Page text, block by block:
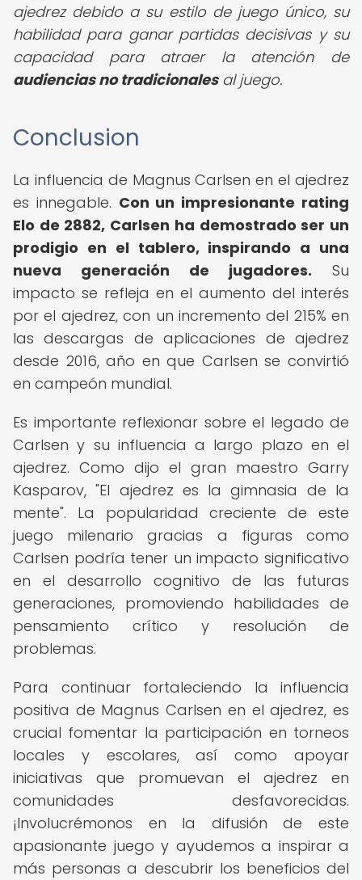
ajedrez debido a su estilo de juego único, su
habilidad para ganar partidas decisivas y su
capacidad para atraer la atención de
audiencias no tradicionalesal juego.
Conclusion
La influencia de Magnus Carlsen en el ajedrez
es innegable. Con un impresionante rating
Elo de 2882, Carlsen ha demostrado ser un
prodigio en el tablero, inspirando a una
nueva generación de jugadores. Su
impacto se refleja en el aumento del interés
por el ajedrez, con un incremento del 215% en
las descargas de aplicaciones de ajedrez
desde 2016, año en que Carlsen se convirtió
en campeón mundial.
Es importante reflexionar sobre el legado de
Carlsen y su influencia a largo plazo en el
ajedrez. Como dijo el gran maestro Garry
Kasparov, "El ajedrez es la gimnasia de la
mente". La popularidad creciente de este
juego milenario gracias a figuras como
Carlsen podría tener un impacto significativo
en el desarrollo cognitivo de las futuras
generaciones, promoviendo habilidades de
pensamiento crítico y resolución de
problemas.
Para continuar fortaleciendo la influencia
positiva de Magnus Carlsen en el ajedrez, es
crucial fomentar la participación en torneos
locales y escolares, así como apoyar
iniciativas que promuevan el ajedrez en
comunidades desfavorecidas.
¡Involucrémonos en la difusión de este
apasionante juego y ayudemos a inspirar a
más personas a descubrir los beneficios del